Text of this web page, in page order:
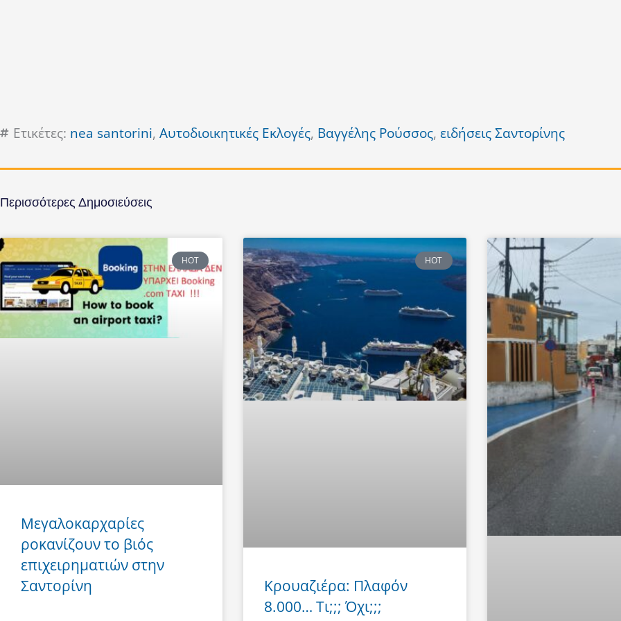
Ετικέτες: nea santorini, Αυτοδιοικητικές Εκλογές, Βαγγέλης Ρούσσος, ειδήσεις Σαντορίνης
Περισσότερες Δημοσιεύσεις
HOT
Μεγαλοκαρχαρίες
ροκανίζουν το βιός
επιχειρηματιών στην
Σαντορίνη
HOT
Κρουαζιέρα: Πλαφόν
8.000… Τι;;; Όχι;;;